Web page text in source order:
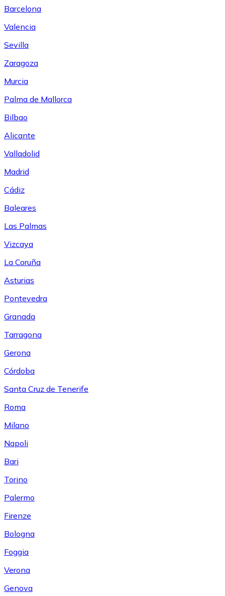
Barcelona
Valencia
Sevilla
Zaragoza
Murcia
Palma de Mallorca
Bilbao
Alicante
Valladolid
Madrid
Cádiz
Baleares
Las Palmas
Vizcaya
La Coruña
Asturias
Pontevedra
Granada
Tarragona
Gerona
Córdoba
Santa Cruz de Tenerife
Roma
Milano
Napoli
Bari
Torino
Palermo
Firenze
Bologna
Foggia
Verona
Genova